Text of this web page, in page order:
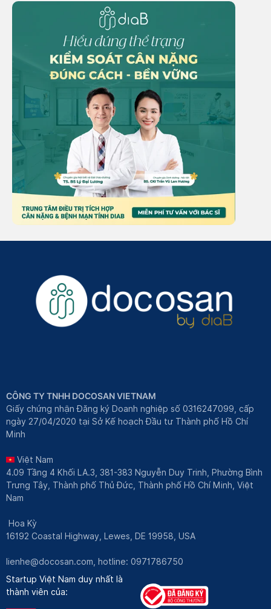
CÔNG TY TNHH DOCOSAN VIETNAM
Giấy chứng nhận Đăng ký Doanh nghiệp số 0316247099, cấp
ngày 27/04/2020 tại Sở Kế hoạch Đầu tư Thành phố Hồ Chí
Minh
Việt Nam
4.09 Tầng 4 Khối LA.3, 381-383 Nguyễn Duy Trinh, Phường Bình
Trưng Tây, Thành phố Thủ Đức, Thành phố Hồ Chí Minh, Việt
Nam
Hoa Kỳ
16192 Coastal Highway, Lewes, DE 19958, USA
lienhe@docosan.com , hotline: 0971786750
Startup Việt Nam duy nhất là
thành viên của: